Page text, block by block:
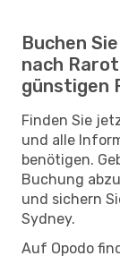
Buchen
nach
günstigen
Finden Sie
und alle
benötigen.
Buchung
und sichern
Sydney.
Auf Opodo